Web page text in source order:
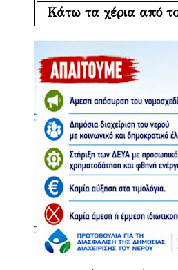
Κάτω τα χέρια από